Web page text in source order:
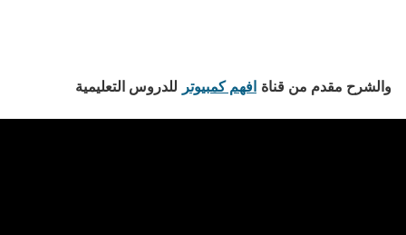
والشرح مقدم من قناة افهم كمبيوتر للدروس التعليمية